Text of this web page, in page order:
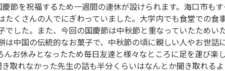
節を祝福するため一週間の連休が設けられます。海口市も
たくさんの人でにぎわっていました。大学内でも食堂での食
でした。また、今回の国慶節は中秋節と重なっていたため
は中国の伝統的なお菓子で、中秋節の頃に親しい人やお世話
お休みとなったため毎日友達と様々なところに足を運び楽
取れなかった先生の話も半分くらいはなんとか聞き取れる